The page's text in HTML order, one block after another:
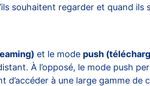
souhaitent regarder et quand ils
et le mode push
À l’opposé, le mode push
à une large gamme de